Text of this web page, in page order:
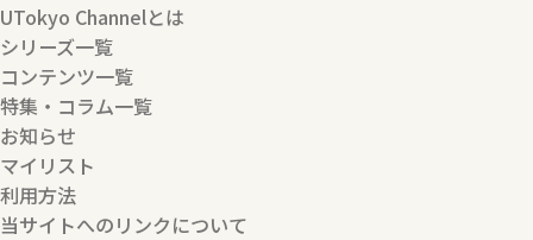
UTokyo Channelとは
シリーズ一覧
コンテンツ一覧
特集・コラム一覧
お知らせ
マイリスト
利用方法
当サイトへのリンクについて